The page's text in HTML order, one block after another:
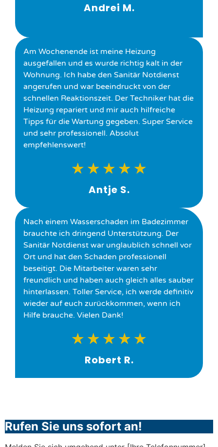
Andrei M.
Am Wochenende ist meine Heizung
ausgefallen und es wurde richtig kalt in der
Wohnung. Ich habe den Sanitär Notdienst
angerufen und war beeindruckt von der
schnellen Reaktionszeit. Der Techniker hat die
Heizung repariert und mir auch hilfreiche
Tipps für die Wartung gegeben. Super Service
und sehr professionell. Absolut
empfehlenswert!
★ ★ ★ ★ ★
Antje S.
Nach einem Wasserschaden im Badezimmer
brauchte ich dringend Unterstützung. Der
Sanitär Notdienst war unglaublich schnell vor
Ort und hat den Schaden professionell
beseitigt. Die Mitarbeiter waren sehr
freundlich und haben auch gleich alles sauber
hinterlassen. Toller Service, ich werde definitiv
wieder auf euch zurückkommen, wenn ich
Hilfe brauche. Vielen Dank!
★ ★ ★ ★ ★
Robert R.
Rufen Sie uns sofort an!